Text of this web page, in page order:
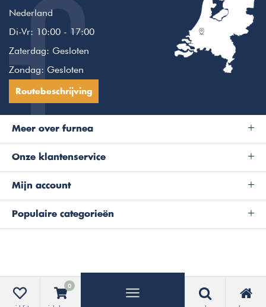
Nederland
Di-Vr: 10:00 - 17:00
Zaterdag: Gesloten
Zondag: Gesloten
Routebeschrijving
Meer over furnea
Onze klantenservice
Populaire categorieën
Mijn account
0